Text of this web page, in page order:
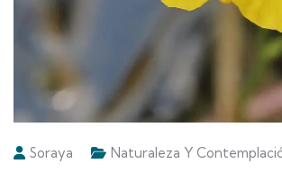
Soraya Naturaleza Y